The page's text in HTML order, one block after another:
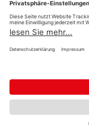
Rechnung*
*Bonität vorausgesetzt
Impressum
Vertrag widerrufen